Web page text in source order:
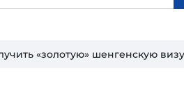
«золотую» шенгенскую